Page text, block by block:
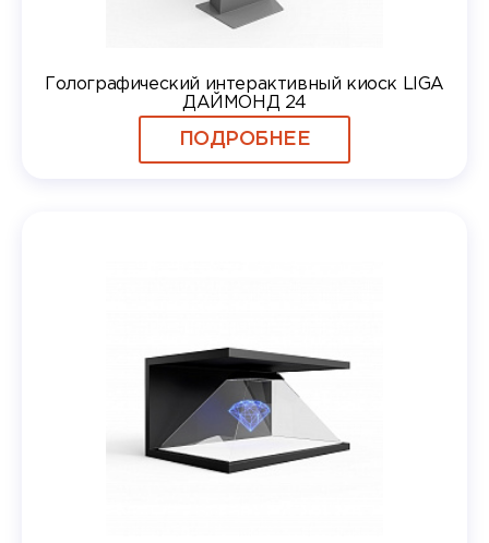
Голографический интерактивный киоск LIGA
ДАЙМОНД 24
ПОДРОБНЕЕ